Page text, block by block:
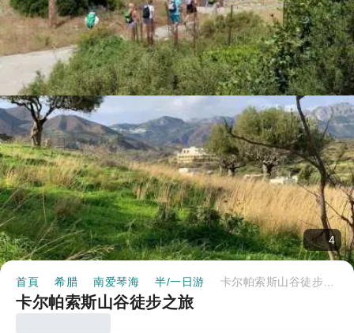
4
首頁 希腊 南爱琴海 半/一日游
卡尔帕索斯山谷徒步之旅